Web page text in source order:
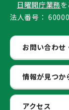
日曜開庁業務
法人番号：
お問い合わせ
情報が見つか
アクセス